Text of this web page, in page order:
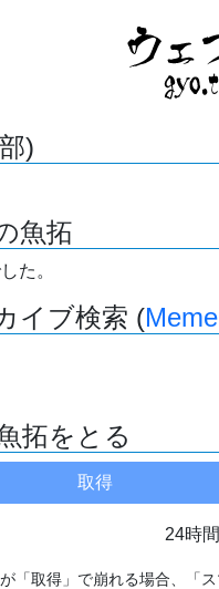
)
魚拓
た。
イブ検索 (
拓をとる
24時
「取得」で崩れる場合、「ス